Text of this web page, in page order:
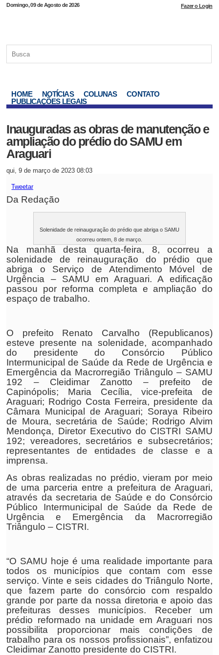
Domingo, 09 de Agosto de 2026 Fazer o Login
HOME NOTÍCIAS COLUNAS
CONTATO
PUBLICAÇÕES LEGAIS
Inauguradas as obras de manutenção e
ampliação do prédio do SAMU em
Araguari
qui, 9 de março de 2023 08:03
Tweetar
Da Redação
Solenidade de reinauguração do prédio que abriga o SAMU
ocorreu ontem, 8 de março.
Na manhã desta quarta-feira, 8, ocorreu a
solenidade de reinauguração do prédio que
abriga o Serviço de Atendimento Móvel de
Urgência – SAMU em Araguari. A edificação
passou por reforma completa e ampliação do
espaço de trabalho.
O prefeito Renato Carvalho (Republicanos)
esteve presente na solenidade, acompanhado
do presidente do Consórcio Público
Intermunicipal de Saúde da Rede de Urgência e
Emergência da Macrorregião Triângulo – SAMU
192 – Cleidimar Zanotto – prefeito de
Capinópolis; Maria Cecília, vice-prefeita de
Araguari; Rodrigo Costa Ferreira, presidente da
Câmara Municipal de Araguari; Soraya Ribeiro
de Moura, secretária de Saúde; Rodrigo Alvim
Mendonça, Diretor Executivo do CISTRI SAMU
192; vereadores, secretários e subsecretários;
representantes de entidades de classe e a
imprensa.
As obras realizadas no prédio, vieram por meio
de uma parceria entre a prefeitura de Araguari,
através da secretaria de Saúde e do Consórcio
Público Intermunicipal de Saúde da Rede de
Urgência e Emergência da Macrorregião
Triângulo – CISTRI.
“O SAMU hoje é uma realidade importante para
todos os municípios que contam com esse
serviço. Vinte e seis cidades do Triângulo Norte,
que fazem parte do consórcio com respaldo
grande por parte da nossa diretoria e apoio das
prefeituras desses municípios. Receber um
prédio reformado na unidade em Araguari nos
possibilita proporcionar mais condições de
trabalho para os nossos profissionais”, enfatizou
Cleidimar Zanotto presidente do CISTRI.